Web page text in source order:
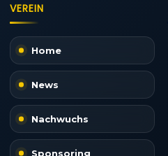
VEREIN
Home
News
Nachwuchs
Sponsoring